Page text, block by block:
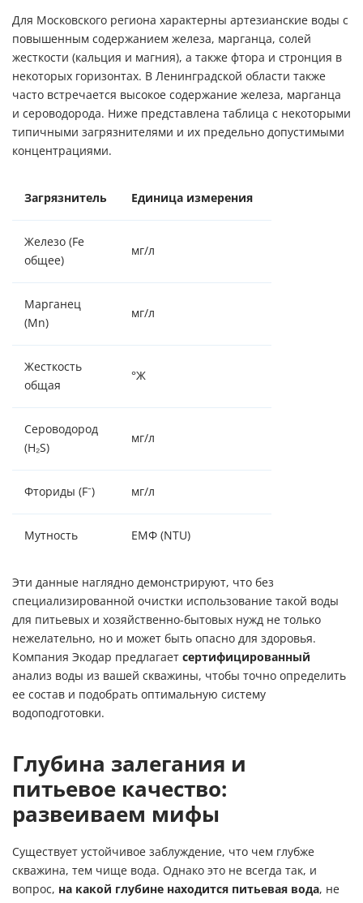
Для Московского региона характерны артезианские воды с
повышенным содержанием железа, марганца, солей
жесткости (кальция и магния), а также фтора и стронция в
некоторых горизонтах. В Ленинградской области также
часто встречается высокое содержание железа, марганца
и сероводорода. Ниже представлена таблица с некоторыми
типичными загрязнителями и их предельно допустимыми
концентрациями.
Загрязнитель Единица измерения
Железо (Fe
общее)
мг/л
Марганец
(Mn)
мг/л
Жесткость
общая
°Ж
Сероводород
(H₂S)
мг/л
Фториды (F⁻) мг/л
Мутность ЕМФ (NTU)
Эти данные наглядно демонстрируют, что без
специализированной очистки использование такой воды
для питьевых и хозяйственно-бытовых нужд не только
нежелательно, но и может быть опасно для здоровья.
Компания Экодар предлагает сертифицированный
анализ воды из вашей скважины, чтобы точно определить
ее состав и подобрать оптимальную систему
водоподготовки.
Глубина залегания и
питьевое качество:
развеиваем мифы
Существует устойчивое заблуждение, что чем глубже
скважина, тем чище вода. Однако это не всегда так, и
вопрос, на какой глубине находится питьевая вода, не